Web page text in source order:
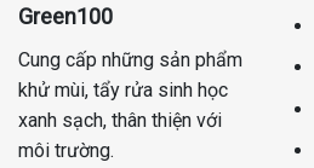
Green100
Cung cấp những sản phẩm
khử mùi, tẩy rửa sinh học
xanh sạch, thân thiện với
môi trường.